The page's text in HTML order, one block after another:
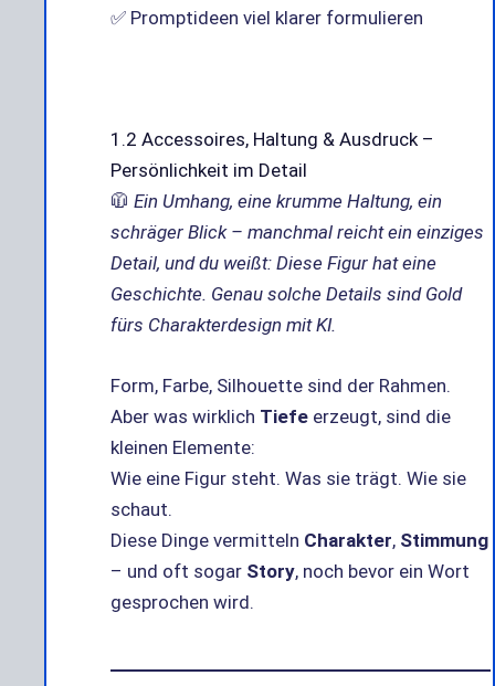
✅ Promptideen viel klarer formulieren
1.2 Accessoires, Haltung & Ausdruck –
Persönlichkeit im Detail
🧥Ein Umhang, eine krumme Haltung, ein
schräger Blick – manchmal reicht ein einziges
Detail, und du weißt: Diese Figur hat eine
Geschichte. Genau solche Details sind Gold
fürs Charakterdesign mit KI.
Form, Farbe, Silhouette sind der Rahmen.
Aber was wirklich Tiefe erzeugt, sind die
kleinen Elemente:
Wie eine Figur steht. Was sie trägt. Wie sie
schaut.
Diese Dinge vermitteln Charakter, Stimmung
– und oft sogar Story, noch bevor ein Wort
gesprochen wird.